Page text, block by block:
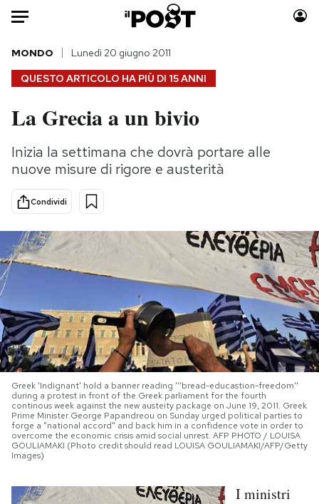
Auto
HOME
Italia
Politica
Internet
Cultura
Economia
Moda
Consumismi
Europa
Mondiali calcio 2026
PODCAST
NEWSLETTER
I MIEI PREFERITI
SHOP
QUESTO ARTICOLO HA PIÙ DI 15 ANNI
MONDO Lunedì 20 giugno 2011
La Grecia a un bivio
Inizia la settimana che dovrà portare alle
nuove misure di rigore e austerità
Condividi
Greek 'Indignant' hold a banner reading '''bread-educastion-freedom''
during a protest in front of the Greek parliament for the fourth
continous week against the new austeity package on June 19, 2011. Greek
Prime Minister George Papandreou on Sunday urged political parties to
forge a "national accord" and back him in a confidence vote in order to
overcome the economic crisis amid social unrest. AFP PHOTO / LOUISA
GOULIAMAKI (Photo credit should read LOUISA GOULIAMAKI/AFP/Getty
Images)
I ministri